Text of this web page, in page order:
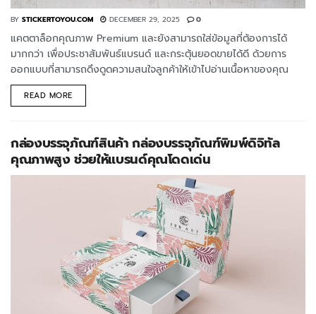
BY STICKERTOYOU.COM DECEMBER 29, 2025 0
แคตตาล็อกคุณภาพ Premium และยังสามารถใส่ข้อมูลที่ต้องการได้
มากกว่า เพื่อประชาสัมพันธ์แบรนด์ และกระตุ้นยอดขายได้ดี ด้วยการ
ออกแบบที่สามารถดึงดูดความสนใจลูกค้าให้เข้าไปอ่านเนื้อหาของคุณ
READ MORE
กล่องบรรจุภัณฑ์สินค้า กล่องบรรจุภัณฑ์พิมพ์ดิจิทัล
คุณภาพสูง ช่วยให้แบรนด์คุณโดดเด่น